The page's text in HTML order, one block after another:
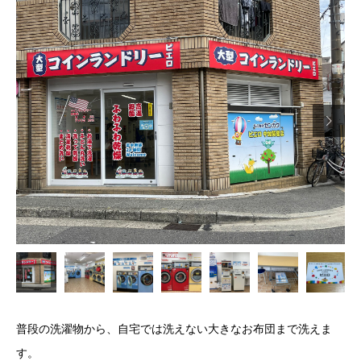

普段の洗濯物から、自宅では洗えない大きなお布団まで洗えま
す。